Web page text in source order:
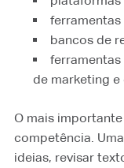
bancos de
de marketing e
O mais
competência.
ideias, revisar